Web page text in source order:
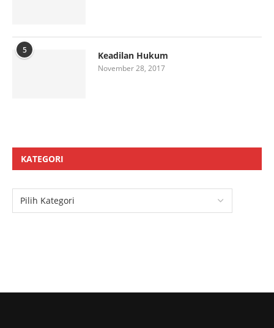
5 Keadilan Hukum
November 28, 2017
KATEGORI